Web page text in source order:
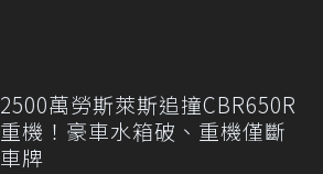
2500萬勞斯萊斯追撞CBR650R
重機！豪車水箱破、重機僅斷
車牌